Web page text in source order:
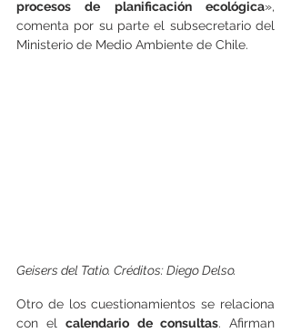
procesos de planificación ecológica»,
comenta por su parte el subsecretario del
Ministerio de Medio Ambiente de Chile.
Geisers del Tatio. Créditos: Diego Delso.
Otro de los cuestionamientos se relaciona
con el calendario de consultas. Afirman